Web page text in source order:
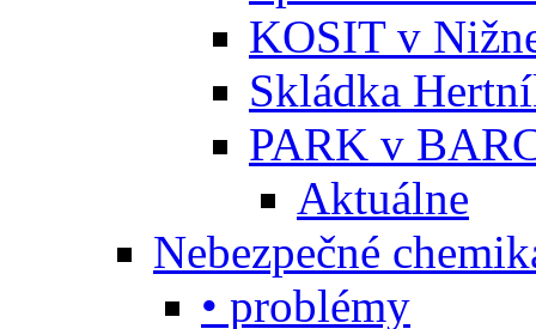
KOSIT v
Skládka
PARK v
Aktuálne
Nebezpečné
• problémy